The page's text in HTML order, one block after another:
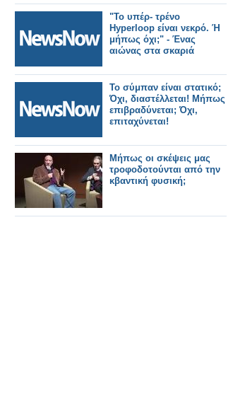
"Το υπέρ- τρένο
Hyperloop είναι νεκρό. Ή
μήπως όχι;" - Ένας
αιώνας στα σκαριά
Το σύμπαν είναι στατικό;
Όχι, διαστέλλεται! Μήπως
επιβραδύνεται; Όχι,
επιταχύνεται!
Μήπως οι σκέψεις μας
τροφοδοτούνται από την
κβαντική φυσική;